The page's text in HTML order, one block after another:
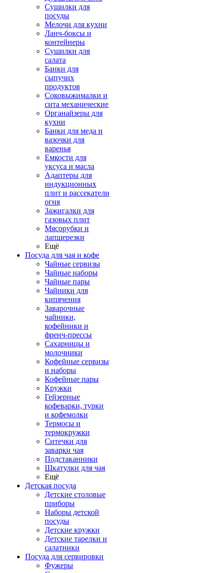
Сушилки для
посуды
Мелочи для кухни
Ланч-боксы и
контейнеры
Сушилки для
салата
Банки для
сыпучих
продуктов
Соковыжималки и
сита механические
Органайзеры для
кухни
Банки для меда и
вазочки для
варенья
Емкости для
уксуса и масла
Адаптеры для
индукционных
плит и рассекатели
огня
Зажигалки для
газовых плит
Мясорубки и
лапшерезки
Ещё
Посуда для чая и кофе
Чайные сервизы
Чайные наборы
Чайные пары
Чайники для
кипячения
Заварочные
чайники,
кофейники и
френч-прессы
Сахарницы и
молочники
Кофейные сервизы
и наборы
Кофейные пары
Кружки
Гейзерные
кофеварки, турки
и кофемолки
Термосы и
термокружки
Ситечки для
заварки чая
Подстаканники
Шкатулки для чая
Ещё
Детская посуда
Детские столовые
приборы
Наборы детской
посуды
Детские кружки
Детские тарелки и
салатники
Посуда для сервировки
Фужеры